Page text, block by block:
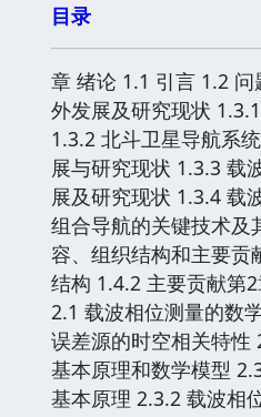
目录
章 绪论 1.1 引言 1.2
外发展及研究现状
1.3.2 北斗卫星导航系
展与研究现状 1.3.3 载
展及研究现状 1.3.4 载
组合导航的关键技术及
容、组织结构和主要贡
结构 1.4.2 主要贡献第
2.1 载波相位测量的数
误差源的时空相关特性
基本原理和数学模型
基本原理 2.3.2 载波相